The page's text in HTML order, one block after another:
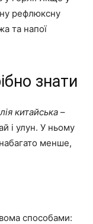
рефлюксну
та напої
знати
китайська –
і улун. У ньому
набагато менше,
способами: